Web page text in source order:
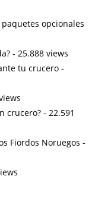
opcionales
- 25.888 views
tu crucero -
crucero? - 22.591
Fiordos Noruegos -